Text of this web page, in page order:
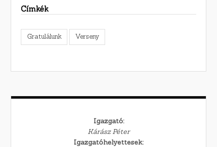
Címkék
Gratulálunk Verseny
Igazgató:
Kárász Péter
Igazgatóhelyettesek: